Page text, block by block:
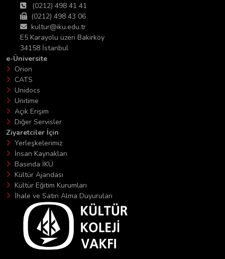
(0212) 498 41 41
(0212) 498 43 06
kultur@iku.edu.tr
E5 Karayolu üzeri Bakırköy
34158 İstanbul
e-Üniversite
Orion
CATS
Unidocs
Unitime
Açık Erişim
Diğer Servisler
Ziyaretciler İçin
Yerleşkelerimiz
İnsan Kaynakları
Basında İKÜ
Kültür Ajandası
Kültür Eğitim Kurumları
İhale ve Satın Alma Duyuruları